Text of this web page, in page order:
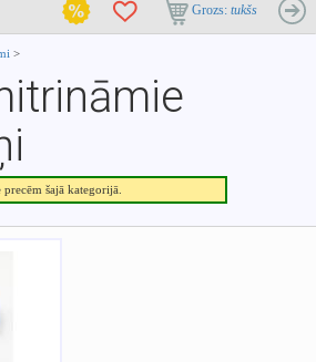
Grozs: tukšs
>
šajā kategorijā.